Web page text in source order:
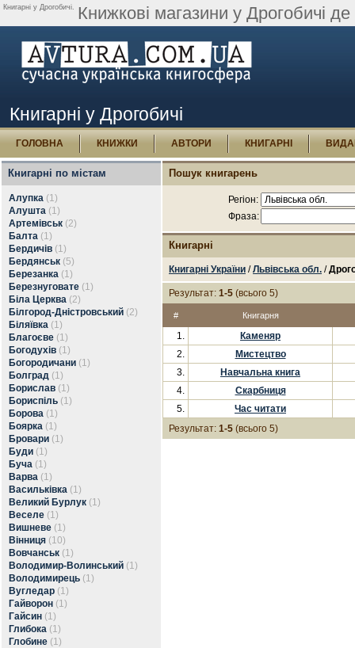
Книгарні у Дрогобичі. Книжкові магазини у Дрогобичі
Книгарні у Дрогобичі
ГОЛОВНА КНИЖКИ АВТОРИ КНИГАРНІ
Книгарні по містам
Алупка (1)
Алушта (1)
Артемівськ (2)
Балта (1)
Бердичів (1)
Бердянськ (5)
Березанка (1)
Березнуговате (1)
Біла Церква (2)
Білгород-Дністровський (2)
Біляївка (1)
Благоєве (1)
Богодухів (1)
Богородичани (1)
Болград (1)
Борислав (1)
Бориспіль (1)
Борова (1)
Боярка (1)
Бровари (1)
Буди (1)
Буча (1)
Варва (1)
Васильківка (1)
Великий Бурлук (1)
Веселе (1)
Вишневе (1)
Вінниця (10)
Вовчанськ (1)
Володимир-Волинський (1)
Володимирець (1)
Вугледар (1)
Гайворон (1)
Гайсин (1)
Глибока (1)
Глобине (1)
Пошук книгарень
Регіон:
Фраза:
Книгарні
Книгарні України /Львівська обл. /
Результат: 1-5 (всього 5)
# Книгарня
1.
Каменяр
2.
Мистецтво
3.
Навчальна книга
4.
Скарбниця
5.
Час читати
Результат: 1-5 (всього 5)